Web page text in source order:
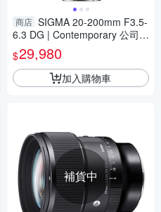
商店 SIGMA 20-200mm F3.5-
6.3 DG | Contemporary 公司貨
E接環 飛羽 追星 棒球 必備
$29,980
加入購物車
補貨中